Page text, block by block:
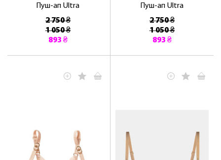
Пуш-ап Ultra
2 750 ₴
1 050 ₴
893 ₴
Пуш-ап Ultra
2 750 ₴
1 050 ₴
893 ₴
ПЕРШЕ ПОКУПКУ